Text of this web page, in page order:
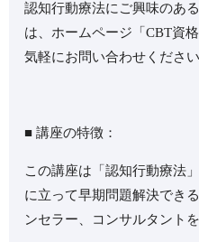
認知行動療法にご興味のあ
は、ホームページ「CBT資
気軽にお問い合わせください
■ 講座の特徴：
この講座は「認知行動療法
に立って早期問題解決でき
ンセラー、コンサルタント